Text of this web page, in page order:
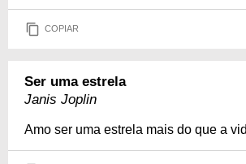
COPIAR
Ser uma estrela
Janis Joplin
Amo ser uma estrela mais do que a